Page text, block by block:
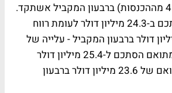
מיליון דולר (כ-45.2% מההכנסות) ברבעון המקביל אשתקד.
הרווח התפעולי הסתכם ב-24.3 מיליון דולר לעומת רווח
של 22.5 מיליון דולר ברבעון המקביל - עלייה של
7.85. ה-EBITDA המתואם הסתכם ל-25.4 מיליון דולר
לעומת EBITDA מתואם של 23.6 מיליון דולר ברבעון